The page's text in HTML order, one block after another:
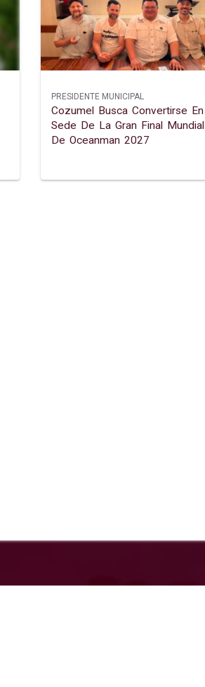
PRESIDENTE MUNICIPAL
Cozumel Busca Convertirse En
Sede De La Gran Final Mundial
De Oceanman 2027